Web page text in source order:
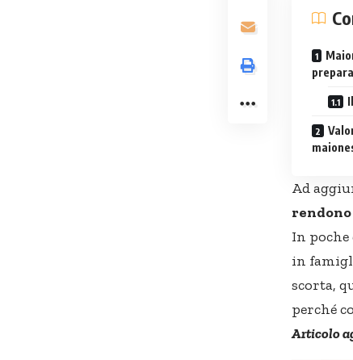
Ad
In
in
scorta,
perché
Articolo